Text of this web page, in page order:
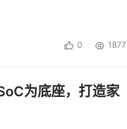
0 1877
为底座，打造家